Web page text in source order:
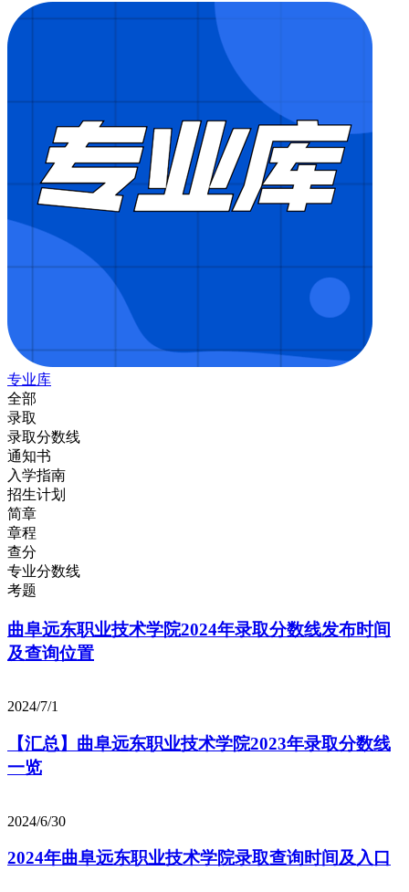
专业库
全部
录取
录取分数线
通知书
入学指南
招生计划
简章
章程
查分
专业分数线
考题
曲阜远东职业技术学院2024年录取分数线发布时间
及查询位置
2024/7/1
【汇总】曲阜远东职业技术学院2023年录取分数线
一览
2024/6/30
2024年曲阜远东职业技术学院录取查询时间及入口